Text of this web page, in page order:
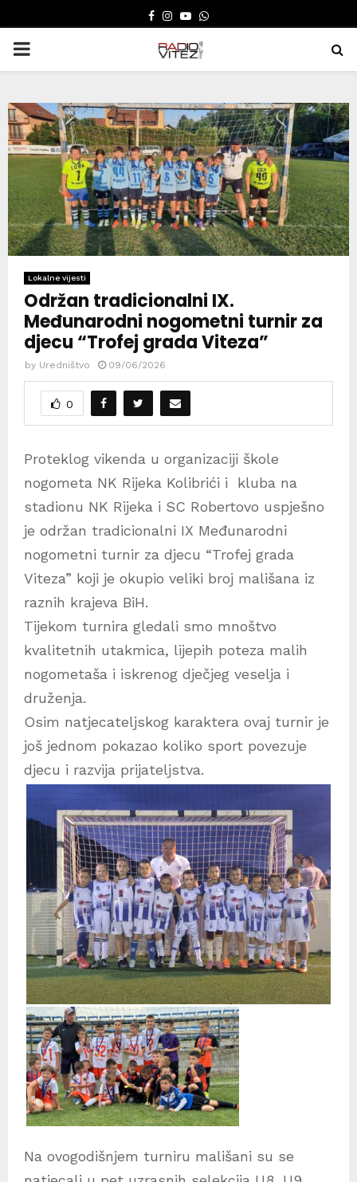
FACEBOOK
INSTAGRAM
YOUTUBE
WHATSAPP
PRIMARY
Lokalne vijesti
Održan tradicionalni IX.
Međunarodni nogometni turnir za
djecu “Trofej grada Viteza”
by Uredništvo 09/06/2026
0
Proteklog vikenda u organizaciji škole
nogometa NK Rijeka Kolibrići i kluba na
stadionu NK Rijeka i SC Robertovo uspješno
je održan tradicionalni IX Međunarodni
nogometni turnir za djecu “Trofej grada
Viteza” koji je okupio veliki broj mališana iz
raznih krajeva BiH.
Tijekom turnira gledali smo mnoštvo
kvalitetnih utakmica, lijepih poteza malih
nogometaša i iskrenog dječjeg veselja i
druženja.
Osim natjecateljskog karaktera ovaj turnir je
još jednom pokazao koliko sport povezuje
djecu i razvija prijateljstva.
Na ovogodišnjem turniru mališani su se